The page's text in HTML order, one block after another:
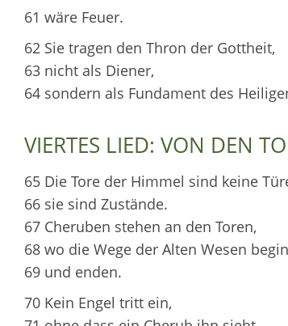
61 wäre Feuer.
62 Sie tragen den Thron der Gottheit,
63 nicht als Diener,
64 sondern als Fundament des
VIERTES LIED: VON DEN
65 Die Tore der Himmel sind keine
66 sie sind Zustände.
67 Cheruben stehen an den Toren,
68 wo die Wege der Alten Wesen
69 und enden.
70 Kein Engel tritt ein,